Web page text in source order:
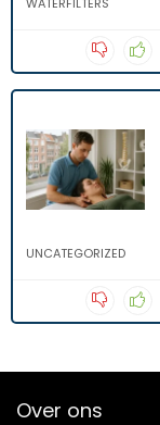
UNCATEGORIZED
Over ons